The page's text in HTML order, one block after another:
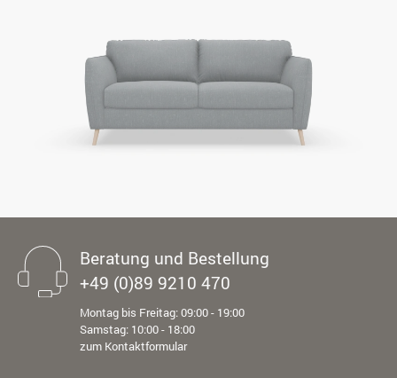
Beratung und Bestellung
+49 (0)89 9210 470
Montag bis Freitag: 09:00 - 19:00
Samstag: 10:00 - 18:00
zum Kontaktformular